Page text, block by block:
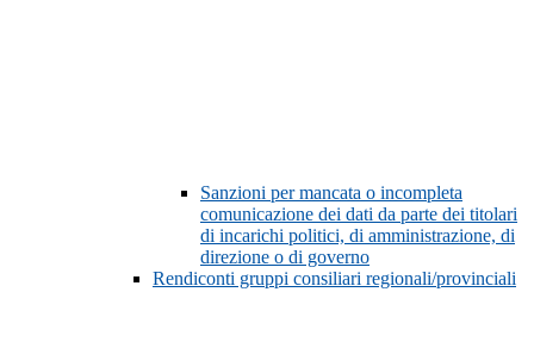
Sanzioni per mancata o incompleta
comunicazione dei dati da parte dei titolari
di incarichi politici, di amministrazione, di
direzione o di governo
Rendiconti gruppi consiliari regionali/provinciali